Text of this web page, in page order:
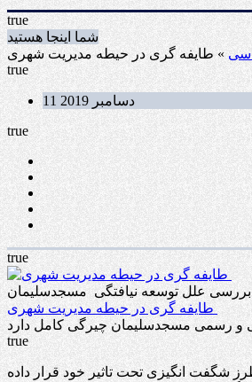
true
شما اینجا هستید
true
11 دسامبر 2019
true
true
بررسی علل توسعه نیافتگی مسجدسلیمان
طایفه گری در حیطه مدیریت شهری
و رسمی مسجدسلیمان چیرگی کامل دارد
true
شگفت انگیزی تحت تاثیر خود قرار داده